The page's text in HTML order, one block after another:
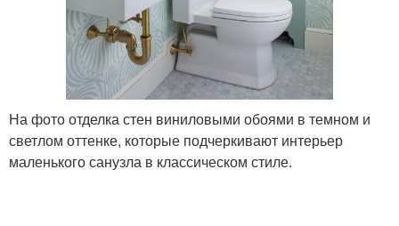
На фото отделка стен виниловыми обоями в темном и
светлом оттенке, которые подчеркивают интерьер
маленького санузла в классическом стиле.